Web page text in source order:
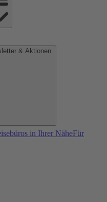
in Ihrer NäheFür